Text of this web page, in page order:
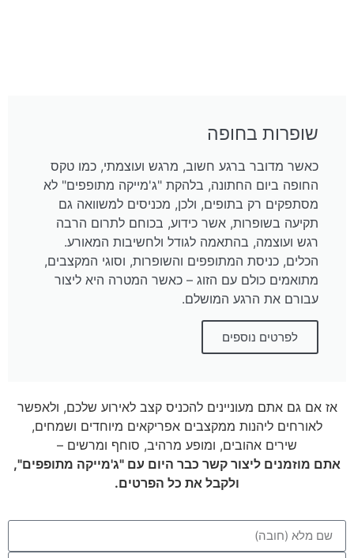
שופרות בחופה
כאשר מדובר ברגע חשוב, מרגש ועוצמתי, כמו טקס
החופה ביום החתונה, בלהקת "ג'מייקה מתופפים" לא
מסתפקים רק בתופים, ולכן, מכניסים למשוואה גם
תקיעה בשופרות, אשר כידוע, בכוחם לתרום הרבה
רגש ועוצמה, בהתאמה לגודל ולחשיבות המאורע.
הכלים, כניסת המתופפים והשופרות, וסוגי המקצבים,
מתואמים כולם עם הזוג – כאשר המטרה היא ליצור
עבורם את הרגע המושלם.
לפרטים נוספים
אז אם גם אתם מעוניינים להכניס קצב לאירוע שלכם, ולאפשר
לאורחים ליהנות ממקצבים אפריקאים מיוחדים ושמחים,
שירים אהובים, ומופע מרהיב, סוחף ומרשים –
אתם מוזמנים ליצור קשר כבר היום עם "ג'מייקה מתופפים",
ולקבל את כל הפרטים.